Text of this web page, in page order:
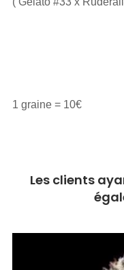
1 graine = 10€
Les clients